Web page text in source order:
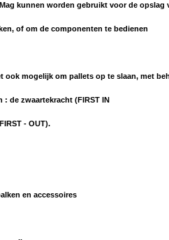
kunnen worden gebruikt voor de opslag
of om de componenten te bedienen
ook mogelijk om pallets op te slaan, met
de zwaartekracht (FIRST IN
- OUT).
en accessoires